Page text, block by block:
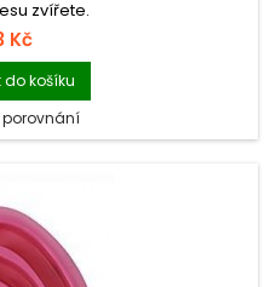
zvířete.
Kč
do košíku
porovnání